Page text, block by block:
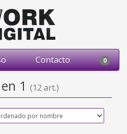
Contacto 0
1 (12 art.)